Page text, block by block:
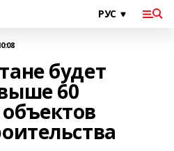
будет
60